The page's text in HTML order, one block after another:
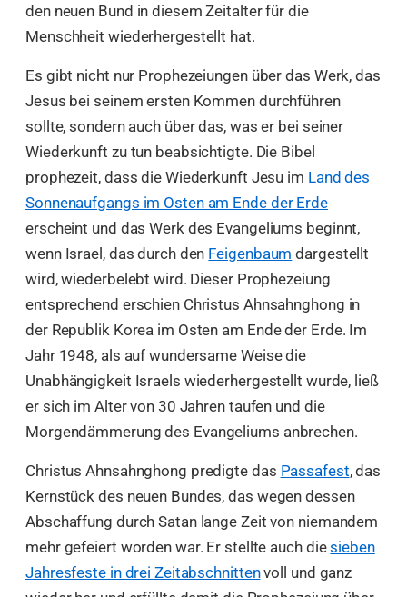
den neuen Bund in diesem Zeitalter für die
Menschheit wiederhergestellt hat.
Es gibt nicht nur Prophezeiungen über das Werk, das
Jesus bei seinem ersten Kommen durchführen
sollte, sondern auch über das, was er bei seiner
Wiederkunft zu tun beabsichtigte. Die Bibel
prophezeit, dass die Wiederkunft Jesu im Land des
Sonnenaufgangs im Osten am Ende der Erde
erscheint und das Werk des Evangeliums beginnt,
wenn Israel, das durch den Feigenbaum dargestellt
wird, wiederbelebt wird. Dieser Prophezeiung
entsprechend erschien Christus Ahnsahnghong in
der Republik Korea im Osten am Ende der Erde. Im
Jahr 1948, als auf wundersame Weise die
Unabhängigkeit Israels wiederhergestellt wurde, ließ
er sich im Alter von 30 Jahren taufen und die
Morgendämmerung des Evangeliums anbrechen.
Christus Ahnsahnghong predigte das Passafest, das
Kernstück des neuen Bundes, das wegen dessen
Abschaffung durch Satan lange Zeit von niemandem
mehr gefeiert worden war. Er stellte auch diesieben
Jahresfeste in drei Zeitabschnittenvoll und ganz